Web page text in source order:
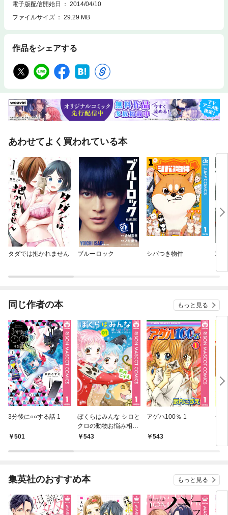
電子版配信開始日
2014/04/10
ファイルサイズ
29.29 MB
作品をシェアする
あわせてよく買われている本
タダでは抱かれません ブルーロック シバつき物件 双
同じ作者の本 もっと見る
3分後に○○する話 1
501
ぼくらはみんな シロと
クロの動物お悩み相談
係 1543
アゲハ100％ 1
543
チ
集英社のおすすめ本 もっと見る